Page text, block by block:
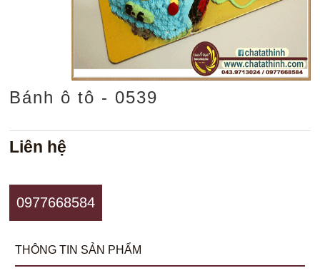
Bánh ô tô - 0539
Liên hệ
0977668584
THÔNG TIN SẢN PHẨM